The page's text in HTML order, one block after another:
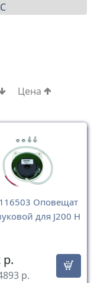
Цена
116503 Оповещат
для J200 H
р.
р.